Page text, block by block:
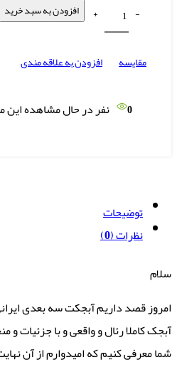
افزودن به سبد خرید
مقایسه افزودن به علاقه مندی
0 نفر در حال مشاهده
توضیحات
نظرات (0)
سلام
امروز قصد داریم آبجکت سه بعدی
آبجک کاملا رئال و واقعی و با جزئیات
شما معرفی کنیم که امیدوارم از آن